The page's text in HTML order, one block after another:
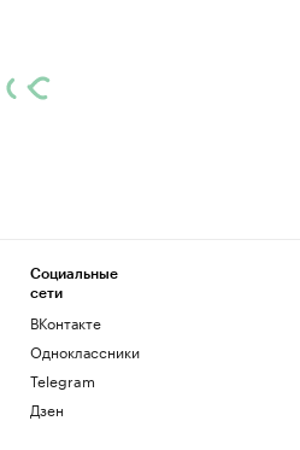
Социальные
сети
ВКонтакте
Одноклассники
Telegram
Дзен